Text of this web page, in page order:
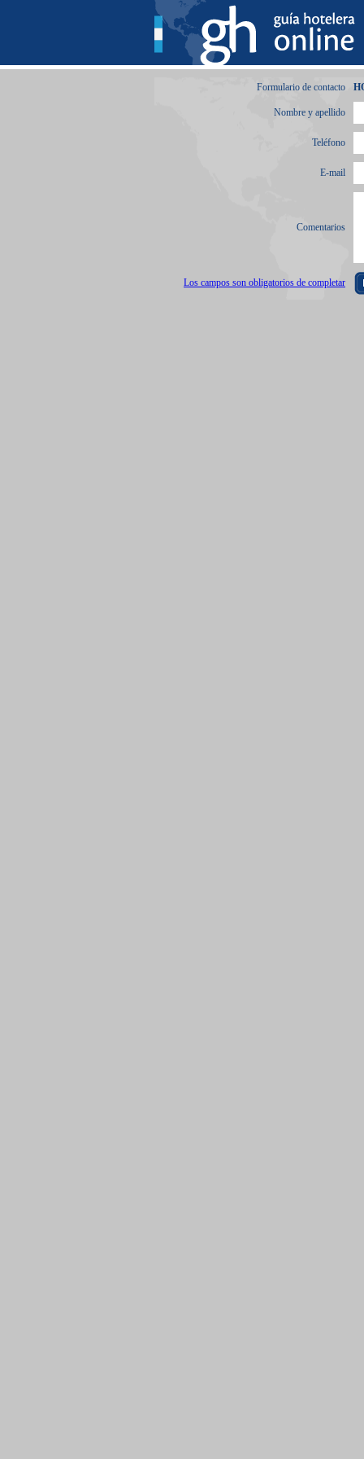
Formulario de contacto
Nombre y apellido
Teléfono
E-mail
Comentarios
Los campos son obligatorios de completar